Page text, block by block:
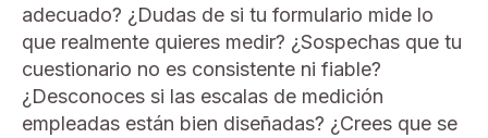
adecuado? ¿Dudas de si tu formulario mide lo
que realmente quieres medir? ¿Sospechas que tu
cuestionario no es consistente ni fiable?
¿Desconoces si las escalas de medición
empleadas están bien diseñadas? ¿Crees que se